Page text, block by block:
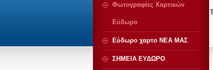
Φωτογραφίες Χαρτικών
Εύδωρο
Εύδωρο χαρτο ΝΕΑ ΜΑΣ
ΣΗΜΕΙΑ ΕΥΔΩΡΟ